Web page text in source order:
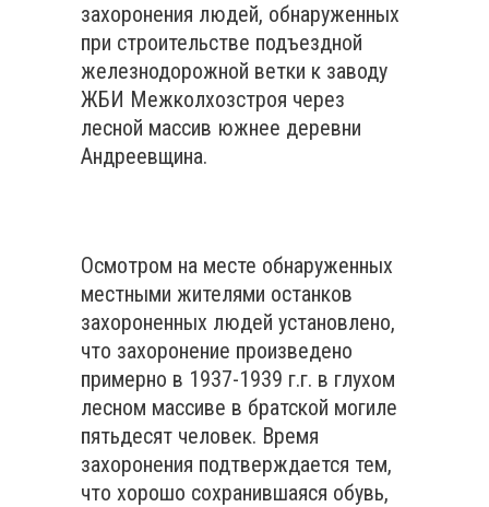
захоронения людей, обнаруженных
при строительстве подъездной
железнодорожной ветки к заводу
ЖБИ Межколхозстроя через
лесной массив южнее деревни
Андреевщина.
Осмотром на месте обнаруженных
местными жителями останков
захороненных людей установлено,
что захоронение произведено
примерно в 1937-1939 г.г. в глухом
лесном массиве в братской могиле
пятьдесят человек. Время
захоронения подтверждается тем,
что хорошо сохранившаяся обувь,